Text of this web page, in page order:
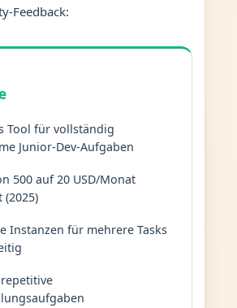
Feedback:
Tool für vollständig
Junior-Dev-Aufgaben
500 auf 20 USD/Monat
(2025)
Instanzen für mehrere Tasks